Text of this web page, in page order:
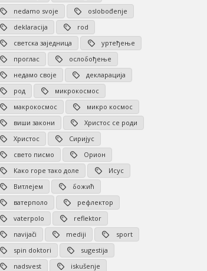
nedamo svoje
oslobođenje
deklaracija
rod
светска заједница
уртеђење
проглас
ослобођење
недамо своје
декларација
род
микрокосмос
макрокосмос
микро космос
виши закони
Христос се роди
Христос
Сиријус
свето писмо
Орион
Како горе тако доле
Исус
Витлејем
божић
ватерполо
рефлектор
vaterpolo
reflektor
navijači
mediji
sport
spin doktori
sugestija
nadsvest
iskušenje